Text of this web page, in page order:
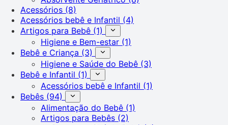
Acessórios (8)
Acessórios bebê e Infantil (4)
Artigos para Bebê (1)
Higiene e Bem-estar (1)
Bebê e Criança (3)
Higiene e Saúde do Bebê (3)
Bebê e Infantil (1)
Acessórios bebê e Infantil (1)
Bebês (94)
Alimentação do Bebê (1)
Artigos para Bebês (2)